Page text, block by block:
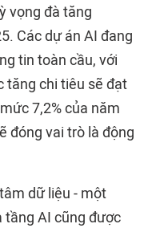
vọng đà tăng
Các dự án AI đang
tin toàn cầu, với
tăng chi tiêu sẽ đạt
7,2% của năm
đóng vai trò là động
dữ liệu - một
tầng AI cũng được